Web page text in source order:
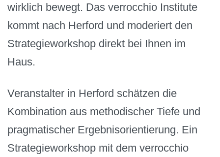
wirklich bewegt. Das verrocchio Institute
kommt nach Herford und moderiert den
Strategieworkshop direkt bei Ihnen im
Haus.
Veranstalter in Herford schätzen die
Kombination aus methodischer Tiefe und
pragmatischer Ergebnisorientierung. Ein
Strategieworkshop mit dem verrocchio